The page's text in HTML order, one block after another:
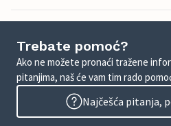
Trebate pomoć?
Ako ne možete pronaći tražene
pitanjima, naš će vam tim rado
Najčešća pitanja,